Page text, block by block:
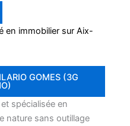
en immobilier sur Aix-
GOMES (3G
spécialisée en
nature sans outillage